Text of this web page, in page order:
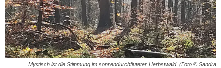
Mystisch ist die Stimmung im sonnendurchfluteten Herbstwald. (Foto © Sandra